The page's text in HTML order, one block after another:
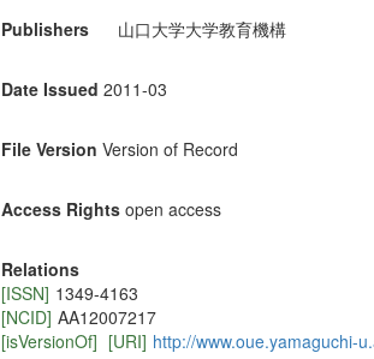
Publishers 山口大学大学教育機構
Date Issued 2011-03
File Version Version of Record
Access Rights open access
Relations
[ISSN] 1349-4163
[NCID] AA12007217
[isVersionOf] [URI] http://www.oue.yamaguchi-